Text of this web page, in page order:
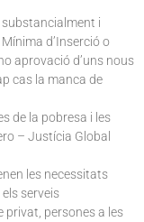
i
d’Inserció o
aprovació d’uns nous
cas la manca de
de la pobresa i les
– Justícia Global
les necessitats
serveis
privat, persones a les